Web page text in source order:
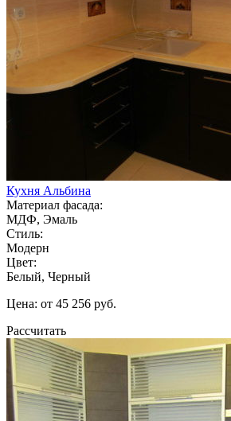
Кухня Альбина
Материал фасада:
МДФ, Эмаль
Стиль:
Модерн
Цвет:
Белый, Черный
Цена: от 45 256 руб.
Рассчитать